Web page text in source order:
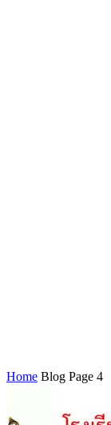
Home Blog Page 4